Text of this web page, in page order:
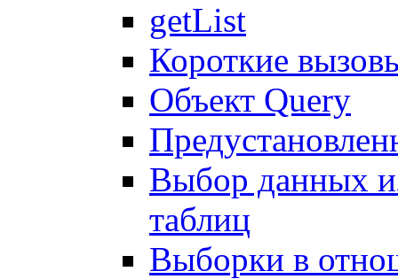
getList
Короткие
Объект Query
Выбор данных
таблиц
Выборки в